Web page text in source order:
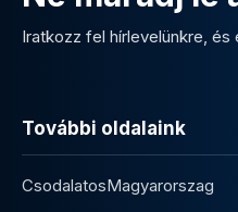
Iratkozz fel hírlevelünkre,
További oldalaink
CsodalatosMagyarorszag